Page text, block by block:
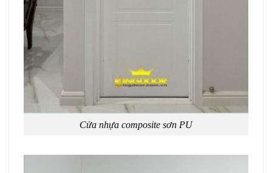
Cửa nhựa composite sơn PU